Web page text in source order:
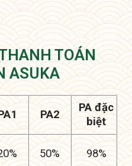
TOÁN
ASUKA
PA2
PA đặc
biệt
50% 98%